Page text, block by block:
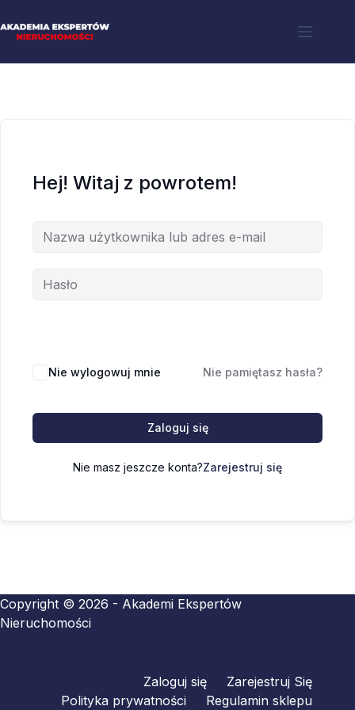
Hej! Witaj z powrotem!
Nie wylogowuj mnie Nie pamiętasz hasła?
Zaloguj się
Nie masz jeszcze konta?Zarejestruj się
Copyright © 2026 - Akademi Ekspertów
Nieruchomości
Zaloguj się
Zarejestruj Się
Polityka prywatności
Regulamin sklepu